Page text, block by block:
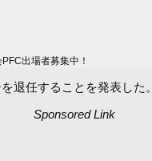
出場者募集中！
退任することを発表した。
Sponsored Link